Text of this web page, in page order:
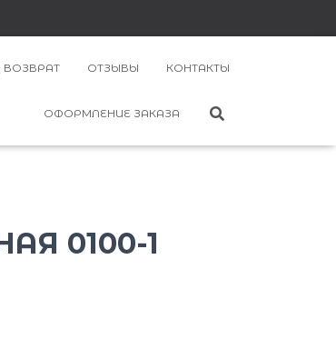
ВОЗВРАТ ОТЗЫВЫ КОНТАКТЫ
ОФОРМЛЕНИЕ ЗАКАЗА
0100-1